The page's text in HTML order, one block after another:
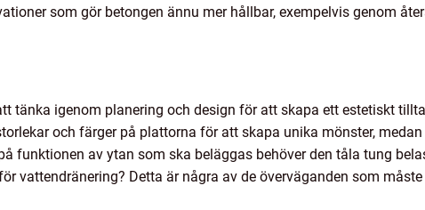
som gör betongen ännu mer hållbar, exempelvis genom
tänka igenom planering och design för att skapa ett estetiskt
och färger på plattorna för att skapa unika mönster,
funktionen av ytan som ska beläggas behöver den tåla tung
vattendränering? Detta är några av de överväganden som